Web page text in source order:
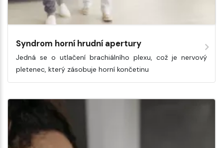
Syndrom horní hrudní apertury
Jedná se o utlačení brachiálního plexu, což je nervový
pletenec, který zásobuje horní končetinu